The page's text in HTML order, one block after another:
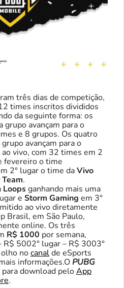
três dias de competição,
times inscritos divididos
da seguinte forma: os
grupo avançam para o
e 8 grupos. Os quatro
avançam para o
vivo, com 32 times em 2
fevereiro o time
2° lugar o time daVivo
.
Loopsganhando mais uma
e Storm Gaming em 3°
ao vivo diretamente
Brasil, em São Paulo,
online. Os três
R$ 1000 por semana,
R$ 5002° lugar – R$ 3003°
nocanalde eSports
informações.O PUBG
download peloApp
.